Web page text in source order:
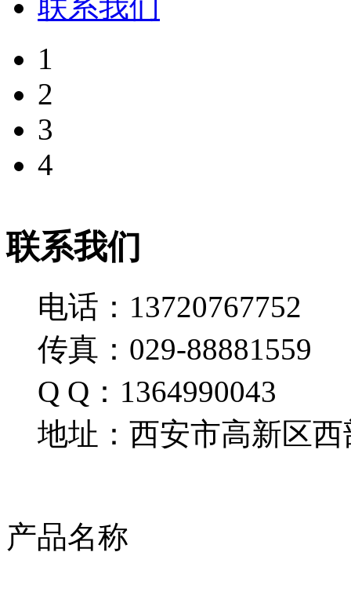
1
2
3
4
联系我们
电话：13720767752
传真：029-88881559
Q Q：1364990043
地址：西安市高新区西
产品名称